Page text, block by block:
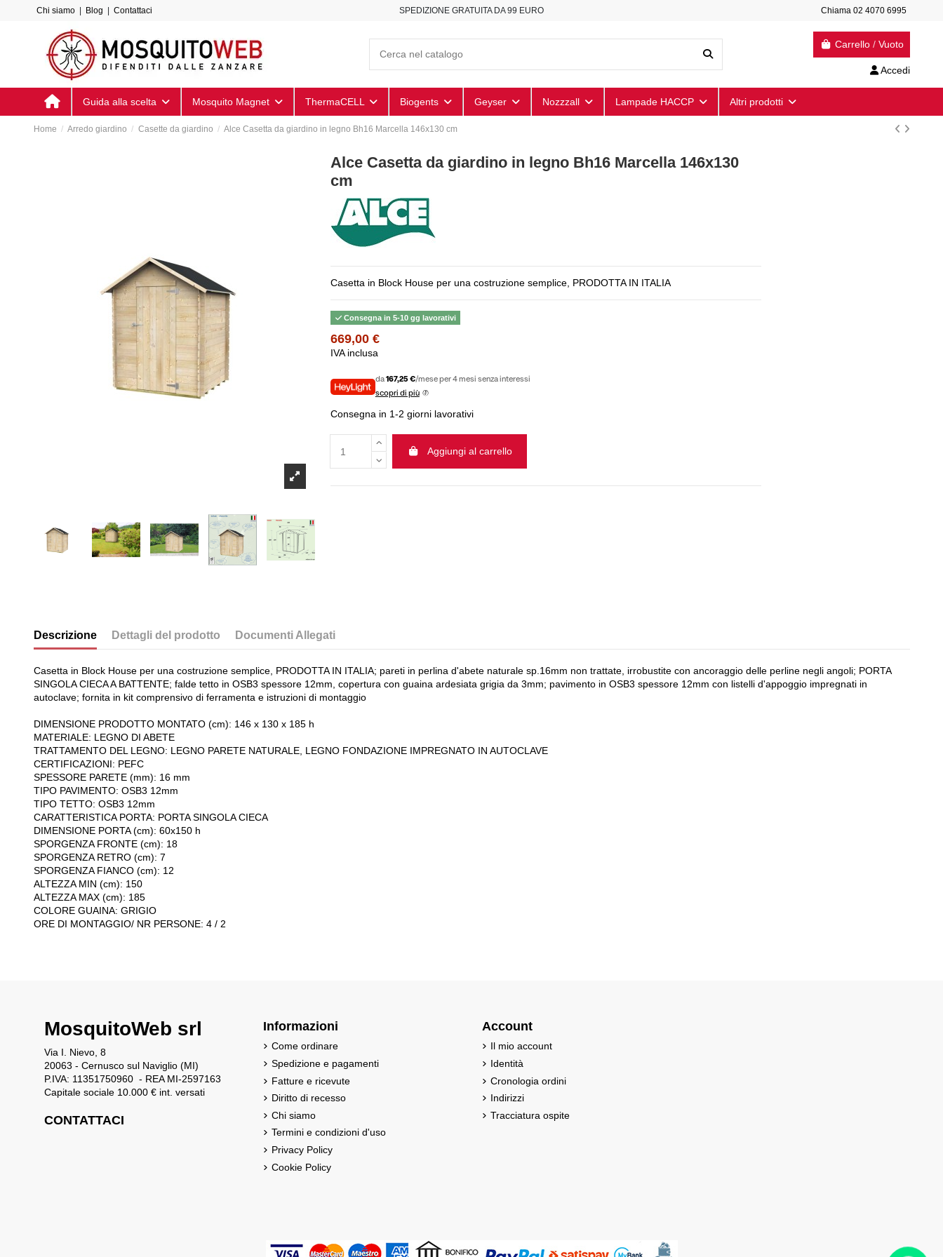
Chi siamo Blog Contattaci SPEDIZIONE GRATUITA DA 99 EURO Chiama 02 4070 6995
Carrello / Vuoto
Accedi
Guida alla scelta Mosquito Magnet ThermaCELL Biogents Geyser Nozzzall Lampade HACCP Altri prodotti
Home Arredo giardino Casette da giardino Alce Casetta da giardino in legno Bh16 Marcella 146x130 cm
Alce Casetta da giardino in legno Bh16 Marcella 146x130
cm
Casetta in Block House per una costruzione semplice, PRODOTTA IN ITALIA
Consegna in 5-10 gg lavorativi
669,00 €
IVA inclusa
da167,25 €/mese per 4 mesi senza interessi
scopri di più
Consegna in 1-2 giorni lavorativi
Aggiungi al carrello
Descrizione Dettagli del prodotto Documenti Allegati
Casetta in Block House per una costruzione semplice, PRODOTTA IN ITALIA; pareti in perlina d'abete naturale sp.16mm non trattate, irrobustite con ancoraggio delle perline negli angoli; PORTA
SINGOLA CIECA A BATTENTE; falde tetto in OSB3 spessore 12mm, copertura con guaina ardesiata grigia da 3mm; pavimento in OSB3 spessore 12mm con listelli d'appoggio impregnati in
autoclave; fornita in kit comprensivo di ferramenta e istruzioni di montaggio
DIMENSIONE PRODOTTO MONTATO (cm): 146 x 130 x 185 h
MATERIALE: LEGNO DI ABETE
TRATTAMENTO DEL LEGNO: LEGNO PARETE NATURALE, LEGNO FONDAZIONE IMPREGNATO IN AUTOCLAVE
CERTIFICAZIONI: PEFC
SPESSORE PARETE (mm): 16 mm
TIPO PAVIMENTO: OSB3 12mm
TIPO TETTO: OSB3 12mm
CARATTERISTICA PORTA: PORTA SINGOLA CIECA
DIMENSIONE PORTA (cm): 60x150 h
SPORGENZA FRONTE (cm): 18
SPORGENZA RETRO (cm): 7
SPORGENZA FIANCO (cm): 12
ALTEZZA MIN (cm): 150
ALTEZZA MAX (cm): 185
COLORE GUAINA: GRIGIO
ORE DI MONTAGGIO/ NR PERSONE: 4 / 2
MosquitoWeb srl
Via I. Nievo, 8
20063 - Cernusco sul Naviglio (MI)
P.IVA: 11351750960 - REA MI-2597163
Capitale sociale 10.000 € int. versati
CONTATTACI
Informazioni
Come ordinare
Spedizione e pagamenti
Fatture e ricevute
Diritto di recesso
Chi siamo
Termini e condizioni d'uso
Privacy Policy
Cookie Policy
Account
Il mio account
Identità
Cronologia ordini
Indirizzi
Tracciatura ospite